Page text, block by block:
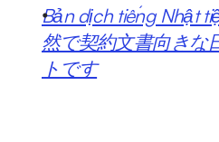
Bản dịch tiếng Nhật
然で契約文書向きな
トです